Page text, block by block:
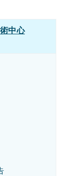
中心